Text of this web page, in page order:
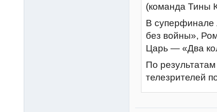
(команда Тины
В суперфинале
без войны»,
Царь — «Два
По
телезрителей